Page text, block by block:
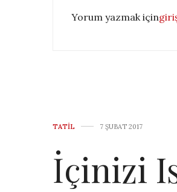
Yorum yazmak için
TATIL 7 ŞUBAT 2017
İçinizi